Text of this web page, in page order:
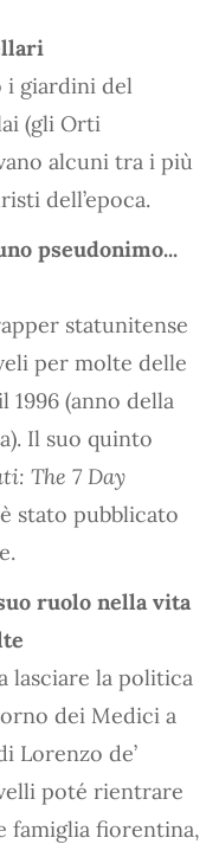
i giardini del
(gli Orti
alcuni tra i più
dell’epoca.
pseudonimo...
statunitense
per molte delle
1996 (anno della
Il suo quinto
The 7 Day
stato pubblicato
ruolo nella vita
lasciare la politica
dei Medici a
Lorenzo de’
poté rientrare
famiglia fiorentina,